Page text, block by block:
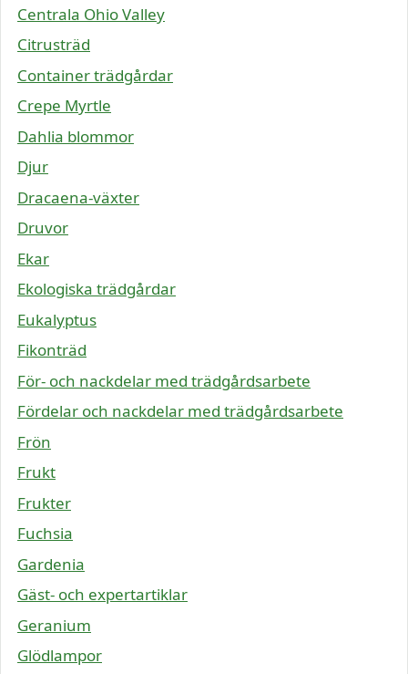
Centrala Ohio Valley
Citrusträd
Container trädgårdar
Crepe Myrtle
Dahlia blommor
Djur
Dracaena-växter
Druvor
Ekar
Ekologiska trädgårdar
Eukalyptus
Fikonträd
För- och nackdelar med trädgårdsarbete
Fördelar och nackdelar med trädgårdsarbete
Frön
Frukt
Frukter
Fuchsia
Gardenia
Gäst- och expertartiklar
Geranium
Glödlampor